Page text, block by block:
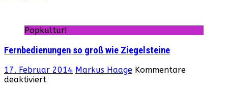
Popkultur!
Fernbedienungen so groß wie Ziegelsteine
17. Februar 2014 Markus Haage Kommentare
deaktiviertfür